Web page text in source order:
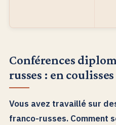
Conférences
russes : en coulisses
Vous avez travaillé sur
franco-russes. Comment